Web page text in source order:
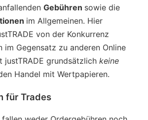
Gebühren sowie die
im Allgemeinen. Hier
von der Konkurrenz
im Gegensatz zu anderen Online
justTRADE grundsätzlich keine
Handel mit Wertpapieren.
für Trades